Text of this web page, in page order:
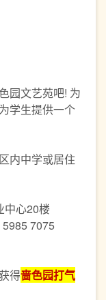
园文艺苑吧! 为
学生提供一个
内中学或居住
中心20楼
7075
得啬色园打气